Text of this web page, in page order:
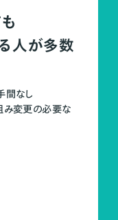
人が多数
間なし
み変更の必要な